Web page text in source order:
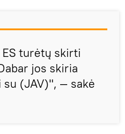
turėtų skirti
jos skiria
(JAV)", — sakė